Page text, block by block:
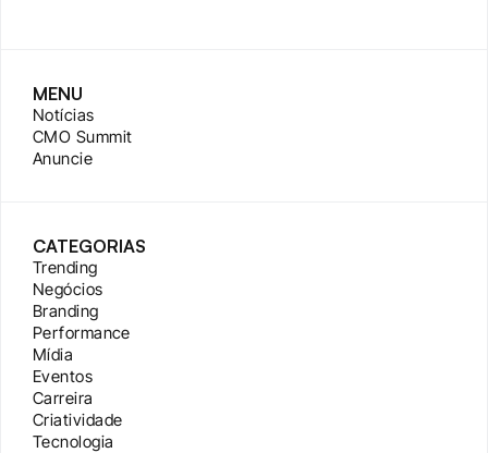
MENU
Notícias
CMO Summit
Anuncie
CATEGORIAS
Trending
Negócios
Branding
Performance
Mídia
Eventos
Carreira
Criatividade
Tecnologia